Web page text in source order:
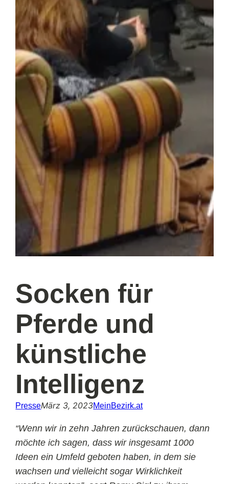
Socken für
Pferde und
künstliche
Intelligenz
PresseMärz 3, 2023MeinBezirk.at
“Wenn wir in zehn Jahren zurückschauen, dann
möchte ich sagen, dass wir insgesamt 1000
Ideen ein Umfeld geboten haben, in dem sie
wachsen und vielleicht sogar Wirklichkeit